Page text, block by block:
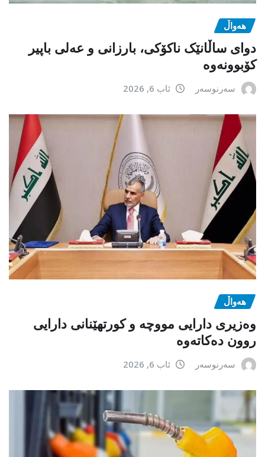
هەواڵ
دوای ساڵانێک ناکۆکی، بارزانی و عەلی باپیر
کۆبوونەوە
سەرنوسەر ئاب 6, 2026
هەواڵ
وەزیری دارایی مووچە و کورتهێنانی دارایی
روون دەکاتەوە
سەرنوسەر ئاب 6, 2026